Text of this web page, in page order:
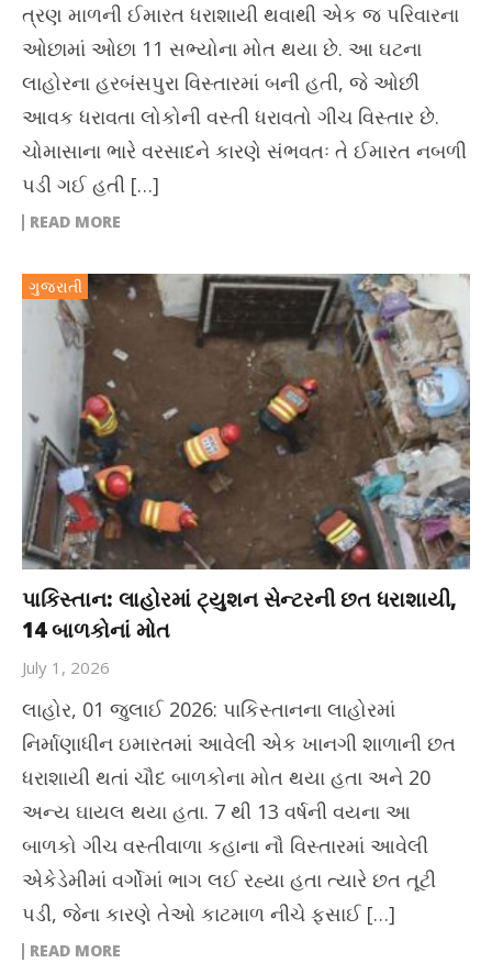
ત્રણ માળની ઈમારત ધરાશાયી થવાથી એક જ પરિવારના
ઓછામાં ઓછા 11 સભ્યોના મોત થયા છે. આ ઘટના
લાહોરના હરબંસપુરા વિસ્તારમાં બની હતી, જે ઓછી
આવક ધરાવતા લોકોની વસ્તી ધરાવતો ગીચ વિસ્તાર છે.
ચોમાસાના ભારે વરસાદને કારણે સંભવતઃ તે ઈમારત નબળી
પડી ગઈ હતી […]
READ MORE
ગુજરાતી
પાકિસ્તાન: લાહોરમાં ટ્યુશન સેન્ટરની છત ધરાશાયી,
14 બાળકોનાં મોત
July 1, 2026
લાહોર, 01 જુલાઈ 2026: પાકિસ્તાનના લાહોરમાં
નિર્માણાધીન ઇમારતમાં આવેલી એક ખાનગી શાળાની છત
ધરાશાયી થતાં ચૌદ બાળકોના મોત થયા હતા અને 20
અન્ય ઘાયલ થયા હતા. 7 થી 13 વર્ષની વયના આ
બાળકો ગીચ વસ્તીવાળા કહાના નૌ વિસ્તારમાં આવેલી
એકેડેમીમાં વર્ગોમાં ભાગ લઈ રહ્યા હતા ત્યારે છત તૂટી
પડી, જેના કારણે તેઓ કાટમાળ નીચે ફસાઈ […]
READ MORE